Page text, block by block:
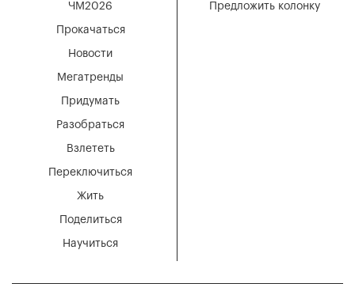
Мегатренды
Придумать
Разобраться
Взлететь
Новости
Переключиться
Жить
Поделиться
Научиться
ЧМ2026
Прокачаться
Предложить колонку